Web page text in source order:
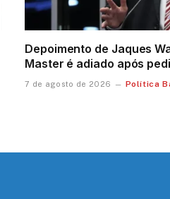
Depoimento de Jaques
Master é adiado após
7 de agosto de 2026 Política